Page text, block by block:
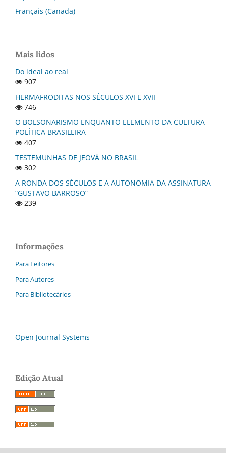
Français (Canada)
Mais lidos
Do ideal ao real
907
HERMAFRODITAS NOS SÉCULOS XVI E XVII
746
O BOLSONARISMO ENQUANTO ELEMENTO DA CULTURA
POLÍTICA BRASILEIRA
407
TESTEMUNHAS DE JEOVÁ NO BRASIL
302
A RONDA DOS SÉCULOS E A AUTONOMIA DA ASSINATURA
“GUSTAVO BARROSO”
239
Informações
Para Leitores
Para Autores
Para Bibliotecários
Open Journal Systems
Edição Atual